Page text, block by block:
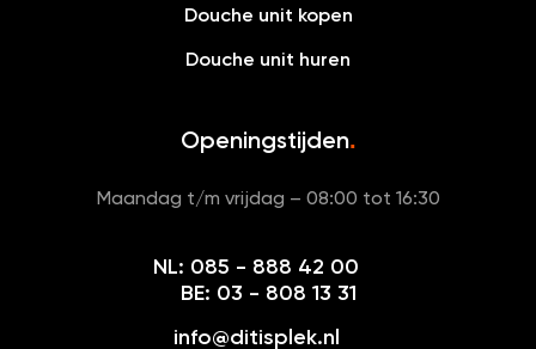
Douche unit kopen
Douche unit huren
Openingstijden.
Maandag t/m vrijdag – 08:00 tot 16:30
NL: 085 - 888 42 00
BE: 03 - 808 13 31
info@ditisplek.nl